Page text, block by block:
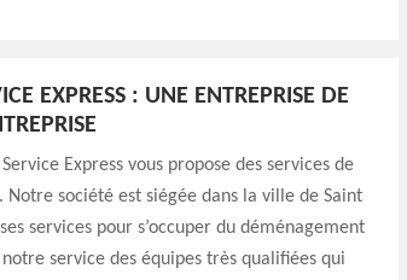
EXPRESS : UNE ENTREPRISE DE
Express vous propose des services de
société est siégée dans la ville de Saint
services pour s’occuper du déménagement
service des équipes très qualifiées qui